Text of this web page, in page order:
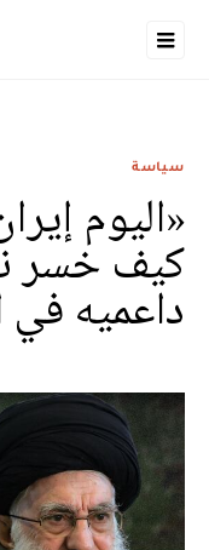
سياسة
«اليوم
كيف خسر
داعميه في